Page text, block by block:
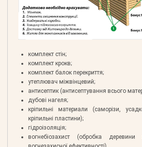
комплект стін;
комплект крокв;
комплект балок перекриття;
утеплювач міжвінцевий;
антисептик (антисептування всього
дубові нагеля;
кріпильні материали (саморізи,
кріпильні пластини);
гідроізоляція;
вогнебіозахист (обробка